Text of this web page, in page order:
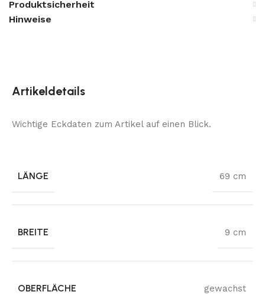
Produktsicherheit
Hinweise
Artikeldetails
Wichtige Eckdaten zum Artikel auf einen Blick.
LÄNGE 69 cm
BREITE 9 cm
OBERFLÄCHE gewachst